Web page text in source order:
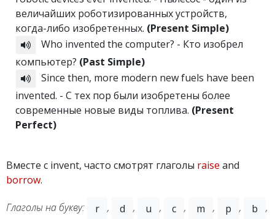
величайших роботизированных устройств,
когда-либо изобретенных. (Present Simple)
Who invented the computer? - Кто изобрел
компьютер? (Past Simple)
Since then, more modern new fuels have been
invented. - С тех пор были изобретены более
современные новые виды топлива. (Present
Perfect)
Вместе с invent, часто смотрят глаголы raise and
borrow.
Глаголы на букву: r , d , u , c , m , p , b
,